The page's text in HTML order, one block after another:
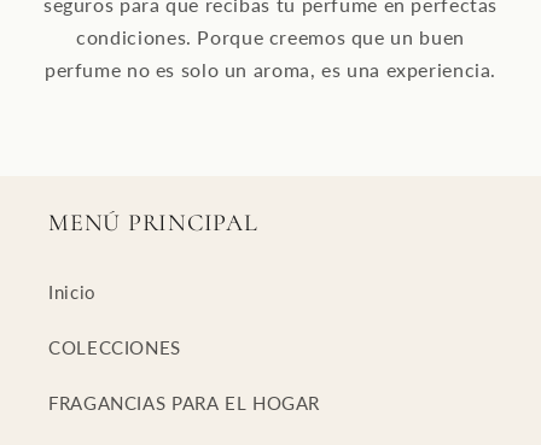
condiciones. Porque creemos que un buen
perfume no es solo un aroma, es una experiencia.
MENÚ PRINCIPAL
Inicio
COLECCIONES
FRAGANCIAS PARA EL HOGAR